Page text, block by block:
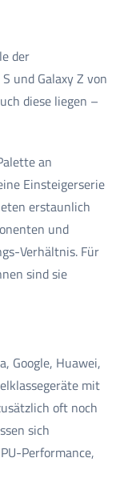
der
und Galaxy Z von
diese liegen –
an
Einsteigerserie
erstaunlich
und
Verhältnis. Für
sind sie
Google, Huawei,
mit
oft noch
sich
Performance,